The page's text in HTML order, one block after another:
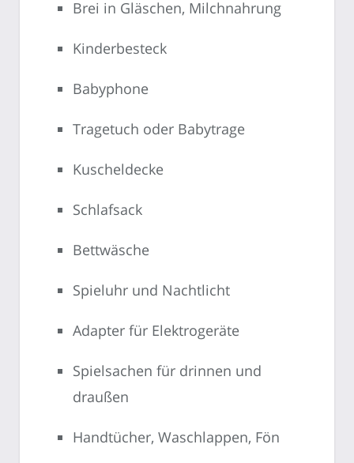
Brei in Gläschen, Milchnahrung
Kinderbesteck
Babyphone
Tragetuch oder Babytrage
Kuscheldecke
Schlafsack
Bettwäsche
Spieluhr und Nachtlicht
Adapter für Elektrogeräte
Spielsachen für drinnen und
draußen
Handtücher, Waschlappen, Fön